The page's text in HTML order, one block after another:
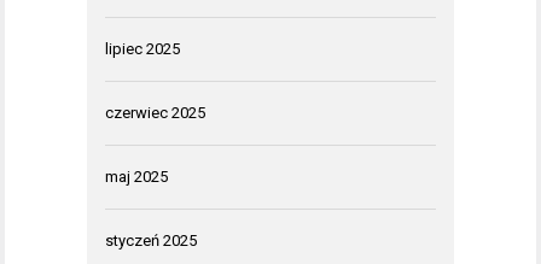
lipiec 2025
czerwiec 2025
maj 2025
styczeń 2025